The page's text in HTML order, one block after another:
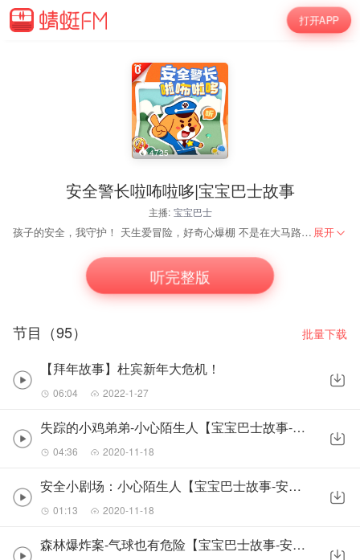
打开APP
4725
安全警长啦咘啦哆|宝宝巴士故事
主播: 宝宝巴士
孩子的安全，我守护！ 天生爱冒险，好奇心爆棚 不是在大马路上比赛跑 就是踩着椅子上下跳 我的孩子 怎样才能保护你，平安长大？ 听啦咘啦哆警长讲安全故事 提升孩子安全意识 学会保护自己！很重要！ 展开
听完整版
节目（95） 批量下载
【拜年故事】杜宾新年大危机！
06:04 2022-1-27
失踪的小鸡弟弟-小心陌生人【宝宝巴士故事-安全警长啦咘啦哆】
04:36 2020-11-18
安全小剧场：小心陌生人【宝宝巴士故事-安全警长啦咘啦哆】
01:13 2020-11-18
森林爆炸案-气球也有危险【宝宝巴士故事-安全警长啦咘啦哆】